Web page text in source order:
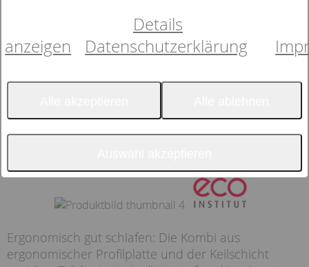
Details
anzeigen
Datenschutzerklärung
Bild wird geladen...
Ergonomisch gut schlafen: Die Kombi aus
ergonomischer Profilplatte und der Keilschicht